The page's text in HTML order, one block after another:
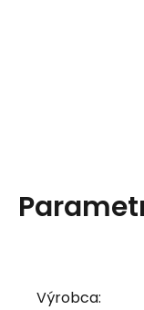
Výrobca: